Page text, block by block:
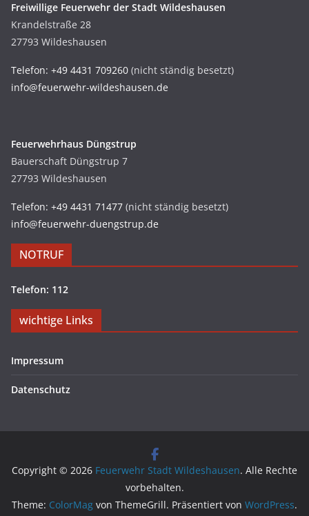
Freiwillige Feuerwehr der Stadt Wildeshausen
Krandelstraße 28
27793 Wildeshausen
Telefon: +49 4431 709260 (nicht ständig besetzt)
info@feuerwehr-wildeshausen.de
Feuerwehrhaus Düngstrup
Bauerschaft Düngstrup 7
27793 Wildeshausen
Telefon: +49 4431 71477 (nicht ständig besetzt)
info@feuerwehr-duengstrup.de
NOTRUF
Telefon: 112
wichtige Links
Impressum
Datenschutz
Copyright © 2026 Feuerwehr Stadt Wildeshausen. Alle Rechte
vorbehalten.
Theme: ColorMag von ThemeGrill. Präsentiert von WordPress.